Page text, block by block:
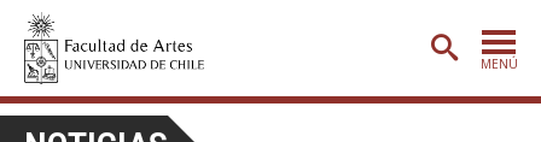
MENÚ